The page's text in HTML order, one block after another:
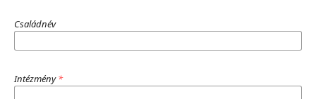
Családnév
Intézmény*